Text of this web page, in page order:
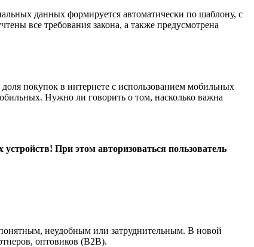
данных формируется автоматически по шаблону, с
все требования закона, а также предусмотрена
покупок в интернете с использованием мобильных
Нужно ли говорить о том, насколько важна
При этом авторизоваться пользователь
неудобным или затруднительным. В новой
оптовиков (В2В).